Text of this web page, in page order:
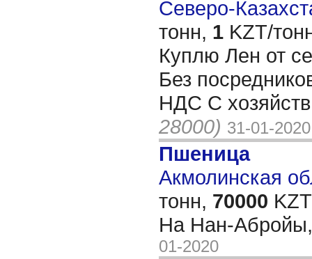
Северо-
тонн, 1 KZT/
Куплю Лен от
Без
НДС С
28000) 31-01-2020
Пшеница
Акмолинская
тонн, 70000
На Нан-
01-2020